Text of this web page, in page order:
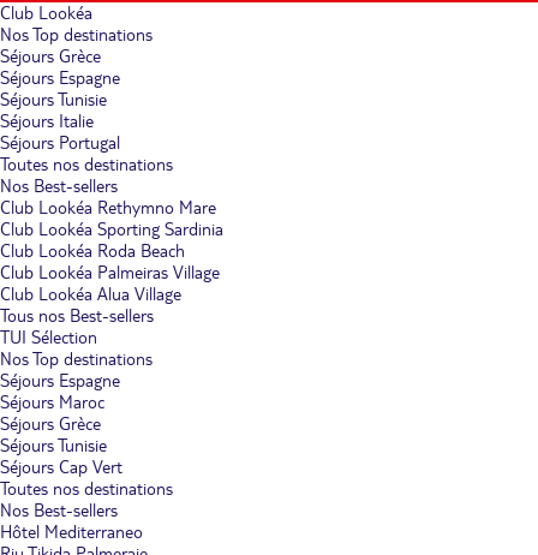
Club Lookéa
Nos Top destinations
Séjours Grèce
Séjours Espagne
Séjours Tunisie
Séjours Italie
Séjours Portugal
Toutes nos destinations
Nos Best-sellers
Club Lookéa Rethymno Mare
Club Lookéa Sporting Sardinia
Club Lookéa Roda Beach
Club Lookéa Palmeiras Village
Club Lookéa Alua Village
Tous nos Best-sellers
TUI Sélection
Nos Top destinations
Séjours Espagne
Séjours Maroc
Séjours Grèce
Séjours Tunisie
Séjours Cap Vert
Toutes nos destinations
Nos Best-sellers
Hôtel Mediterraneo